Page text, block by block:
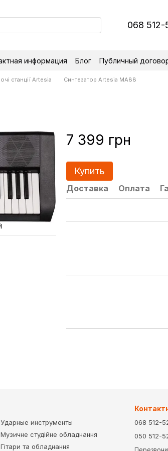
068 512-
информация Блог Публичный
станції Artesia Синтезатор Artesia MA88
7 399 грн
Купить
Доставка Оплата
Ударные инструменты
Музичне студійне обладнання
Гітари та обладнання
068 512-
050 512-